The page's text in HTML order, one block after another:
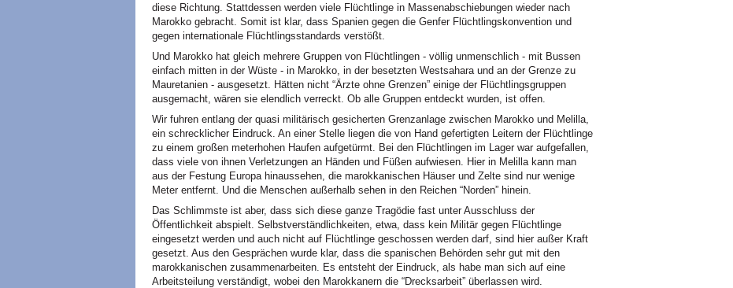
diese Richtung. Stattdessen werden viele Flüchtlinge in Massenabschiebungen wieder nach
Marokko gebracht. Somit ist klar, dass Spanien gegen die Genfer Flüchtlingskonvention und
gegen internationale Flüchtlingsstandards verstößt.
Und Marokko hat gleich mehrere Gruppen von Flüchtlingen - völlig unmenschlich - mit Bussen
einfach mitten in der Wüste - in Marokko, in der besetzten Westsahara und an der Grenze zu
Mauretanien - ausgesetzt. Hätten nicht “Ärzte ohne Grenzen” einige der Flüchtlingsgruppen
ausgemacht, wären sie elendlich verreckt. Ob alle Gruppen entdeckt wurden, ist offen.
Wir fuhren entlang der quasi militärisch gesicherten Grenzanlage zwischen Marokko und Melilla,
ein schrecklicher Eindruck. An einer Stelle liegen die von Hand gefertigten Leitern der Flüchtlinge
zu einem großen meterhohen Haufen aufgetürmt. Bei den Flüchtlingen im Lager war aufgefallen,
dass viele von ihnen Verletzungen an Händen und Füßen aufwiesen. Hier in Melilla kann man
aus der Festung Europa hinaussehen, die marokkanischen Häuser und Zelte sind nur wenige
Meter entfernt. Und die Menschen außerhalb sehen in den Reichen “Norden” hinein.
Das Schlimmste ist aber, dass sich diese ganze Tragödie fast unter Ausschluss der
Öffentlichkeit abspielt. Selbstverständlichkeiten, etwa, dass kein Militär gegen Flüchtlinge
eingesetzt werden und auch nicht auf Flüchtlinge geschossen werden darf, sind hier außer Kraft
gesetzt. Aus den Gesprächen wurde klar, dass die spanischen Behörden sehr gut mit den
marokkanischen zusammenarbeiten. Es entsteht der Eindruck, als habe man sich auf eine
Arbeitsteilung verständigt, wobei den Marokkanern die “Drecksarbeit” überlassen wird.